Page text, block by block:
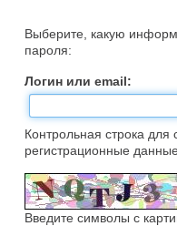
Выберите, какую
пароля:
Логин или email:
Контрольная строка
регистрационные
Введите символы с